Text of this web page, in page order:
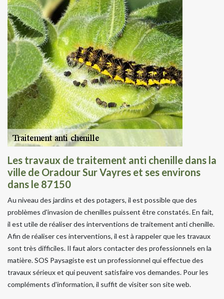
Les travaux de traitement anti chenille dans la
ville de Oradour Sur Vayres et ses environs
dans le 87150
Au niveau des jardins et des potagers, il est possible que des
problèmes d'invasion de chenilles puissent être constatés. En fait,
il est utile de réaliser des interventions de traitement anti chenille.
Afin de réaliser ces interventions, il est à rappeler que les travaux
sont très difficiles. Il faut alors contacter des professionnels en la
matière. SOS Paysagiste est un professionnel qui effectue des
travaux sérieux et qui peuvent satisfaire vos demandes. Pour les
compléments d'information, il suffit de visiter son site web.